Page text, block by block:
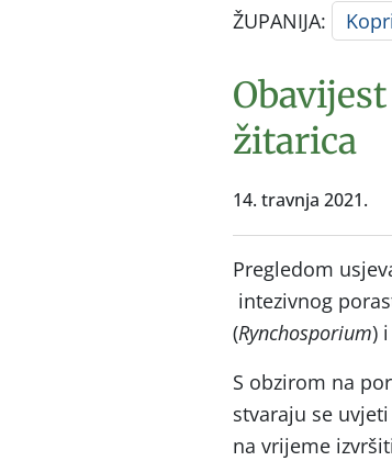
ŽUPANIJA:
žitarica
14. travnja 2021.
Pregledom
intezivnog
(Rynchosporium)
S obzirom na
stvaraju se
na vrijeme